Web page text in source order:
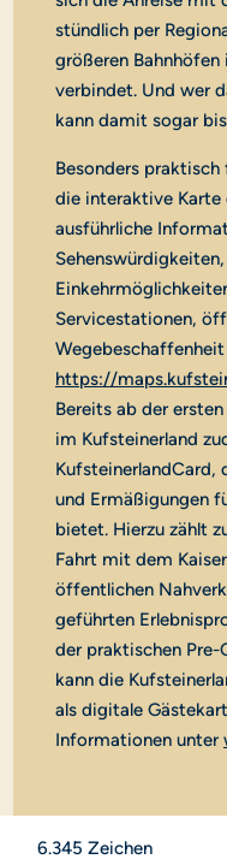
stündlich per
größeren
verbindet. Und wer
kann damit sogar
Besonders
die interaktive Karte
ausführliche
Servicestationen,
https://
Bereits ab der
im Kufsteinerland
KufsteinerlandCard,
und Ermäßigungen
bietet. Hierzu zählt
Fahrt mit dem
öffentlichen
geführten
der praktischen
kann die
als digitale
Informationen unter
6.345 Zeichen